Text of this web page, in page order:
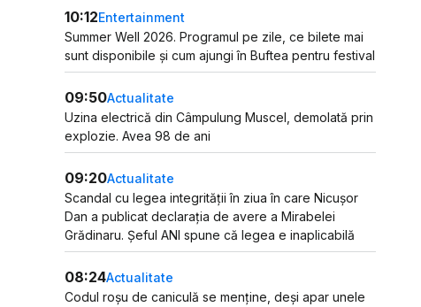
10:12Entertainment
Summer Well 2026. Programul pe zile, ce bilete mai
sunt disponibile și cum ajungi în Buftea pentru festival
09:50Actualitate
Uzina electrică din Câmpulung Muscel, demolată prin
explozie. Avea 98 de ani
09:20Actualitate
Scandal cu legea integrității în ziua în care Nicușor
Dan a publicat declarația de avere a Mirabelei
Grădinaru. Șeful ANI spune că legea e inaplicabilă
08:24Actualitate
Codul roșu de caniculă se menține, deși apar unele